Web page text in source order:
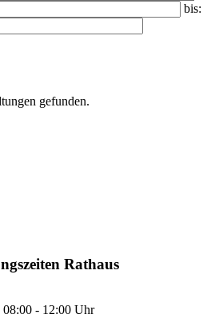
bis:
gefunden.
Rathaus
08:00 - 12:00 Uhr